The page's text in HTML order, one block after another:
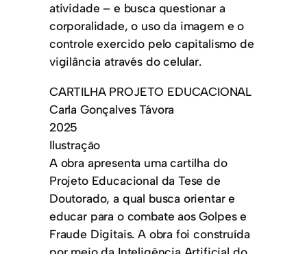
atividade – e busca questionar a
corporalidade, o uso da imagem e o
controle exercido pelo capitalismo de
vigilância através do celular.
CARTILHA PROJETO EDUCACIONAL
Carla Gonçalves Távora
2025
Ilustração
A obra apresenta uma cartilha do
Projeto Educacional da Tese de
Doutorado, a qual busca orientar e
educar para o combate aos Golpes e
Fraude Digitais. A obra foi construída